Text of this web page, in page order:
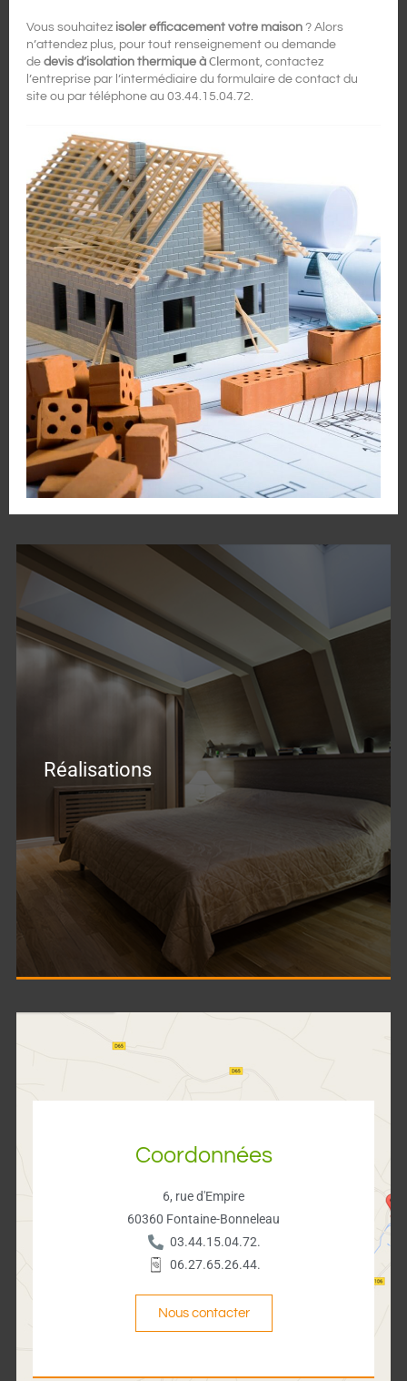
Vous souhaitez isoler efficacement votre maison? Alors
n’attendez plus, pour tout renseignement ou demande
dedevis d’isolation thermique à Clermont, contactez
l’entreprise par l’intermédiaire du formulaire de contact du
site ou par téléphone au 03.44.15.04.72.
Réalisations
Coordonnées
6, rue d'Empire
60360 Fontaine-Bonneleau
03.44.15.04.72.
06.27.65.26.44.
Nous contacter